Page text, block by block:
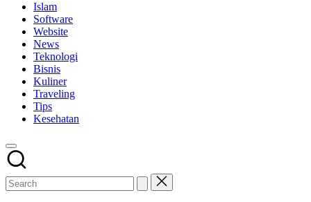
Islam
Software
Website
News
Teknologi
Bisnis
Kuliner
Traveling
Tips
Kesehatan